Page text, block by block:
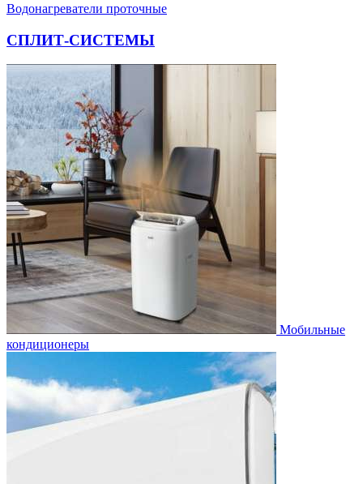
Водонагреватели проточные
СПЛИТ-СИСТЕМЫ
Мобильные
кондиционеры